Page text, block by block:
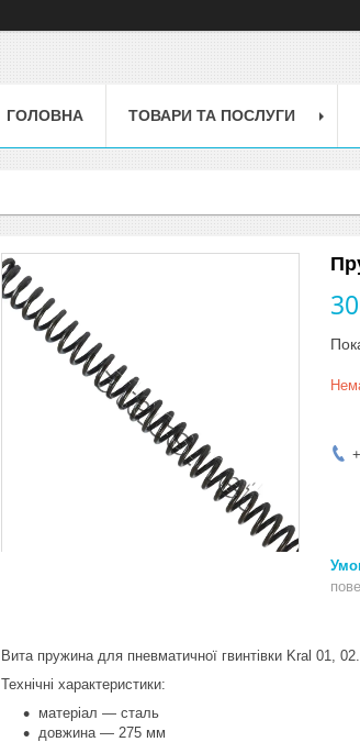
ГОЛОВНА ТОВАРИ ТА ПОСЛУГИ
Вита пружина для пневматичної гвинтівки Kral 01, 02.
Технічні характеристики:
матеріал — сталь
довжина — 275 мм